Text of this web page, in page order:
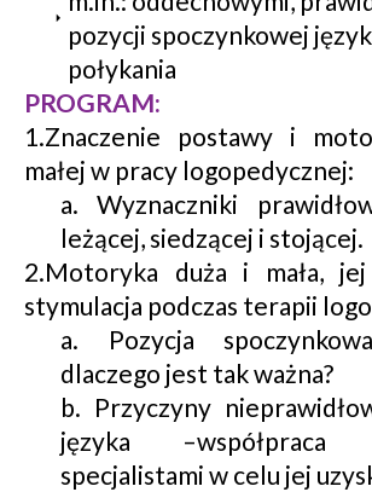
pozycji spoczynkowej
połykania
PROGRAM:
1.Znaczenie postawy i
małej w pracy logopedycznej:
a. Wyznaczniki
leżącej, siedzącej i stojącej.
2.Motoryka duża i mała,
stymulacja podczas terapii
a. Pozycja
dlaczego jest tak ważna?
b. Przyczyny
języka
specjalistami w celu jej